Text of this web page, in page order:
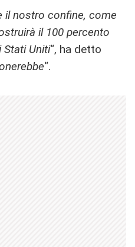
il nostro confine, come
il 100 percento
Stati Uniti“, ha detto
“.